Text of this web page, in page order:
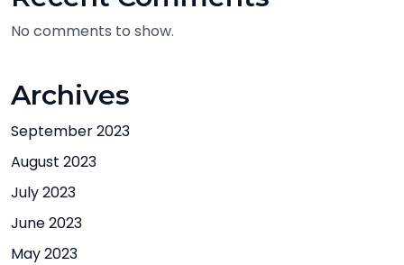
No comments to show.
Archives
September 2023
August 2023
July 2023
June 2023
May 2023